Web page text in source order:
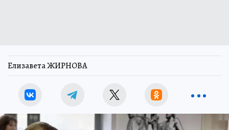
Елизавета ЖИРНОВА